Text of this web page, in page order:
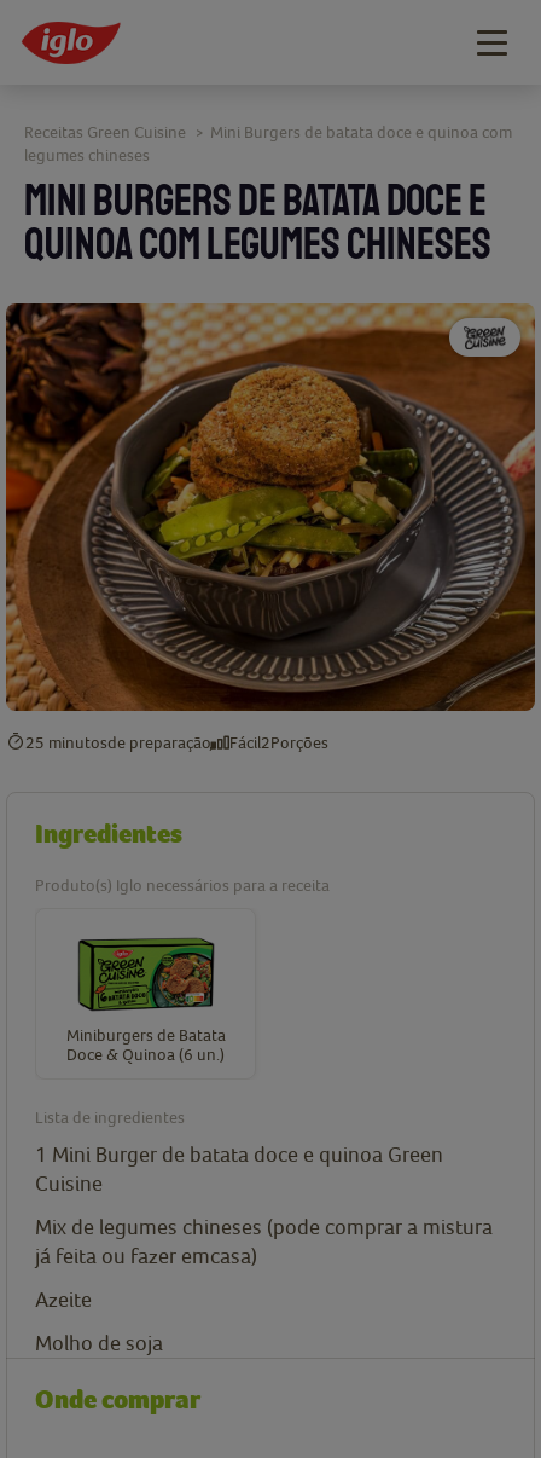
MINI BURGERS DE BATATA DOCE E
QUINOA COM LEGUMES CHINESES
Receitas Green Cuisine > Mini Burgers de batata doce e quinoa com
legumes chineses
25 minutosde preparação Fácil2Porções
Ingredientes
Produto(s) Iglo necessários para a receita
Miniburgers de Batata
Doce & Quinoa (6 un.)
Lista de ingredientes
1 Mini Burger de batata doce e quinoa Green
Cuisine
Mix de legumes chineses (pode comprar a mistura
já feita ou fazer emcasa)
Azeite
Molho de soja
Onde comprar